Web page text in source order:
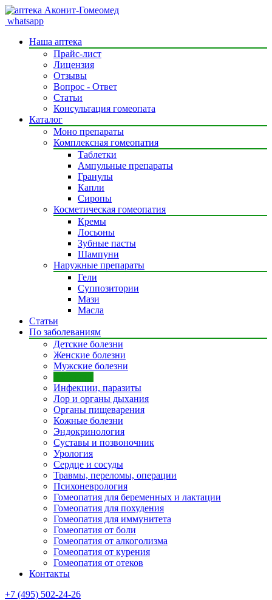
whatsapp
Наша аптека
Прайс-лист
Лицензия
Отзывы
Вопрос - Ответ
Статьи
Консультация гомеопата
Каталог
Моно препараты
Комплексная гомеопатия
Таблетки
Ампульные препараты
Гранулы
Капли
Сиропы
Косметическая гомеопатия
Кремы
Лосьоны
Зубные пасты
Шампуни
Наружные препараты
Гели
Суппозитории
Мази
Масла
Статьи
По заболеваниям
Детские болезни
Женские болезни
Мужские болезни
Инфекции, паразиты
Лор и органы дыхания
Органы пищеварения
Кожные болезни
Эндокринология
Суставы и позвоночник
Урология
Сердце и сосуды
Травмы, переломы, операции
Психоневрология
Гомеопатия для беременных и лактации
Гомеопатия для похудения
Гомеопатия для иммунитета
Гомеопатия от боли
Гомеопатия от алкоголизма
Гомеопатия от курения
Гомеопатия от отеков
Контакты
+7 (495) 502-24-26